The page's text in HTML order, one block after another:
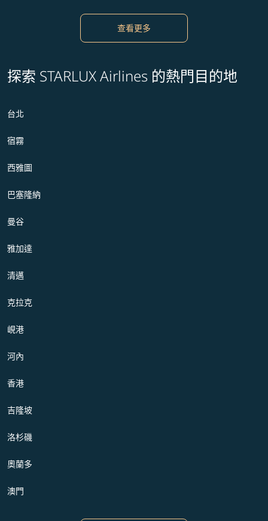
查看更多
探索 STARLUX Airlines 的熱門目的地
台北
宿霧
西雅圖
巴塞隆納
曼谷
雅加達
清邁
克拉克
峴港
河內
香港
吉隆坡
洛杉磯
奧蘭多
澳門